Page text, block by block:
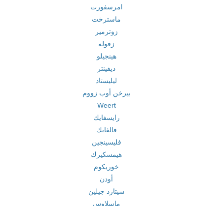
امرسفورت
ماسترخت
زوترمير
زفوله
هينجيلو
ديفينتر
ليليستاد
بيرخن أوب زووم
Weert
رايسفايك
فالفايك
فليسينجين
هيمسكيرك
خوريكوم
أودن
سيتارد جيلين
ماسلاوس